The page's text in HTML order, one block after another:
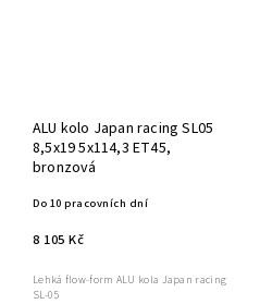
ALU kolo Japan racing SL05
8,5x19 5x114,3 ET45,
bronzová
Do 10 pracovních dní
8 105 Kč
Lehká flow-form ALU kola Japan racing
SL-05